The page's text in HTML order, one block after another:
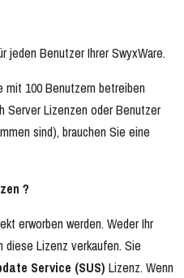
jeden Benutzer Ihrer SwyxWare.
mit 100 Benutzern betreiben
Server Lizenzen oder Benutzer
sind), brauchen Sie eine
?
erworben werden. Weder Ihr
diese Lizenz verkaufen. Sie
Service (SUS) Lizenz. Wenn